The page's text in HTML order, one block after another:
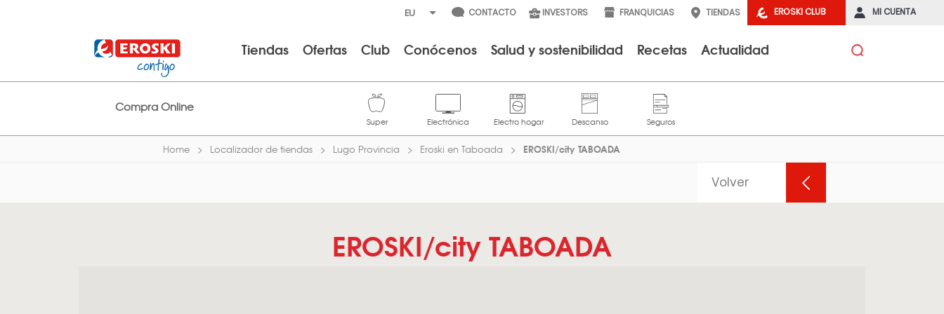
EROSKI CLUB MI CUENTA
CONTACTO INVESTORS FRANQUICIAS TIENDAS
Tiendas Ofertas Club Conócenos Salud y sostenibilidad Recetas Actualidad
Compra Online
Home Localizador de tiendas Lugo Provincia Eroski en Taboada EROSKI/city TABOADA
Volver
EROSKI/city TABOADA